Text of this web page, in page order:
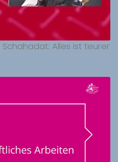
Alles ist teurer